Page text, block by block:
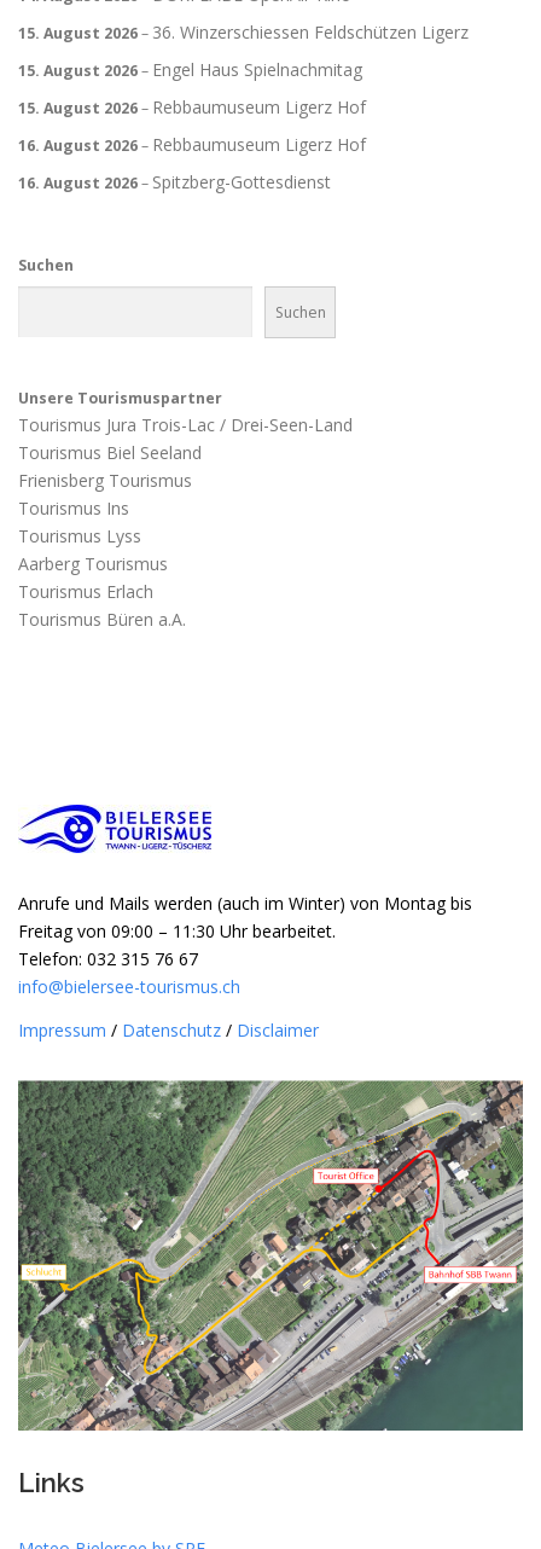
15. August 2026– 36. Winzerschiessen Feldschützen Ligerz
15. August 2026– Engel Haus Spielnachmitag
15. August 2026– Rebbaumuseum Ligerz Hof
16. August 2026– Rebbaumuseum Ligerz Hof
16. August 2026– Spitzberg-Gottesdienst
Suchen
Suchen
Unsere Tourismuspartner
Tourismus Jura Trois-Lac / Drei-Seen-Land
Tourismus Biel Seeland
Frienisberg Tourismus
Tourismus Ins
Tourismus Lyss
Aarberg Tourismus
Tourismus Erlach
Tourismus Büren a.A.
Anrufe und Mails werden (auch im Winter) von Montag bis
Freitag von 09:00 – 11:30 Uhr bearbeitet.
Telefon: 032 315 76 67
info@bielersee-tourismus.ch
Impressum / Datenschutz / Disclaimer
Links